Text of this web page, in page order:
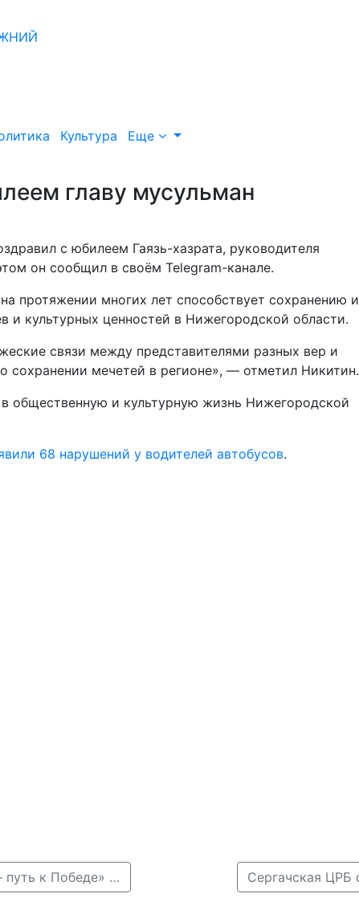
Культура Еще
главу мусульман
с юбилеем Гаязь-хазрата, руководителя
он сообщил в своём Telegram-канале.
протяжении многих лет способствует сохранению и
и культурных ценностей в Нижегородской области.
связи между представителями разных вер и
сохранении мечетей в регионе», — отметил Никитин.
общественную и культурную жизнь Нижегородской
68 нарушений у водителей автобусов.
← Чинцов открыл второй этап проекта «Единство – путь к Победе» в Нижнем Новгороде